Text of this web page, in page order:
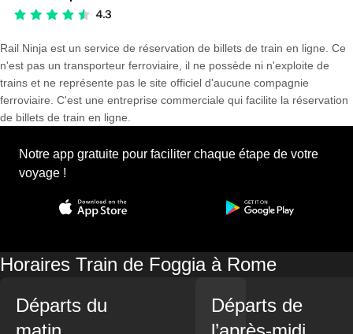
Rail Ninja est un service de réservation de billets de train en ligne. Ce
n'est pas un transporteur ferroviaire, il ne possède ni n'exploite de
trains et ne représente pas le site officiel d'aucune compagnie
ferroviaire. C'est une entreprise commerciale qui facilite la réservation
de billets de train en ligne.
Notre app gratuite pour faciliter chaque étape de votre
voyage !
Horaires Train de Foggia à Rome
Départs du
Départs de